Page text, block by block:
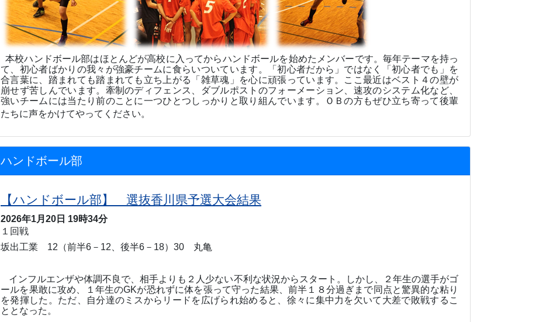
本校ハンドボール部はほとんどが高校に入ってからハンドボールを始めたメンバーです。毎年テーマを持っ
て、初心者ばかりの我々が強豪チームに食らいついています。「初心者だから」ではなく「初心者でも」を
合言葉に、踏まれても踏まれても立ち上がる「雑草魂」を心に頑張っています。ここ最近はベスト４の壁が
崩せず苦しんでいます。牽制のディフェンス、ダブルポストのフォーメーション、速攻のシステム化など、
強いチームには当たり前のことに一つひとつしっかりと取り組んでいます。ＯＢの方もぜひ立ち寄って後輩
たちに声をかけてやってください。
ハンドボール部
【ハンドボール部】 選抜香川県予選大会結果
2026年1月20日 19時34分
１回戦
坂出工業 12 （前半6 － 12 、後半6 － 18） 30 丸亀
インフルエンザや体調不良で、相手よりも２人少ない不利な状況からスタート。しかし、２年生の選手がゴ
ールを果敢に攻め、１年生のGKが恐れずに体を張って守った結果、前半１８分過ぎまで同点と驚異的な粘り
を発揮した。ただ、自分達のミスからリードを広げられ始めると、徐々に集中力を欠いて大差で敗戦するこ
ととなった。